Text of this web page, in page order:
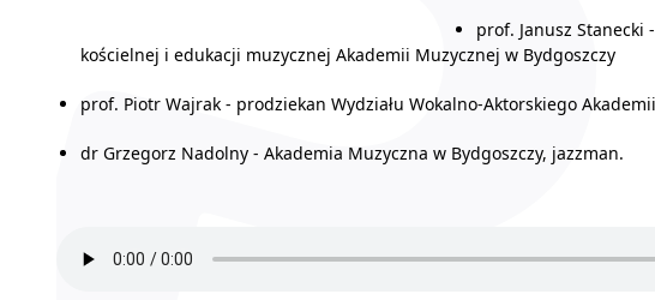
prof. Janusz Stanecki
kościelnej i edukacji muzycznej Akademii Muzycznej w Bydgoszczy
prof. Piotr Wajrak - prodziekan Wydziału Wokalno-Aktorskiego
dr Grzegorz Nadolny - Akademia Muzyczna w Bydgoszczy, jazzman.